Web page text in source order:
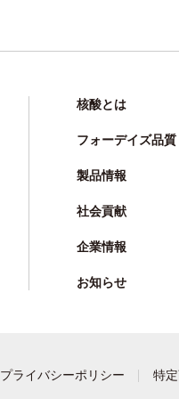
核酸とは
フォーデイズ品質
製品情報
社会貢献
企業情報
お知らせ
プライバシーポリシー 特